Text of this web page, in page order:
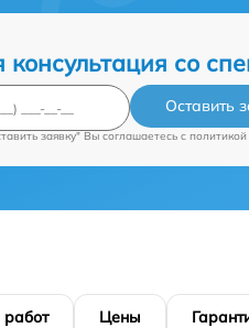
консультация со
Оставить
заявку" Вы соглашаетесь c
Цены